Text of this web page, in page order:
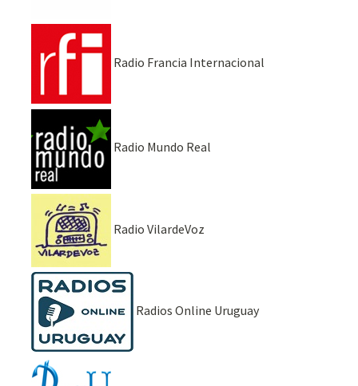
Radio Francia Internacional
Radio Mundo Real
Radio VilardeVoz
Radios Online Uruguay